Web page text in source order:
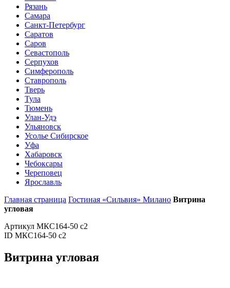
Рязань
Самара
Санкт-Петербург
Саратов
Саров
Севастополь
Серпухов
Симферополь
Ставрополь
Тверь
Тула
Тюмень
Улан-Удэ
Ульяновск
Усолье Сибирское
Уфа
Хабаровск
Чебоксары
Череповец
Ярославль
Главная страница Гостиная «Сильвия» Милано Витрина
угловая
Артикул МКС164-50 с2
ID МКС164-50 с2
Витрина угловая